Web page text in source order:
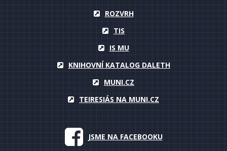
ROZVRH
TIS
IS MU
KNIHOVNÍ KATALOG DALETH
MUNI.CZ
TEIRESIÁS NA MUNI.CZ
JSME NA FACEBOOKU